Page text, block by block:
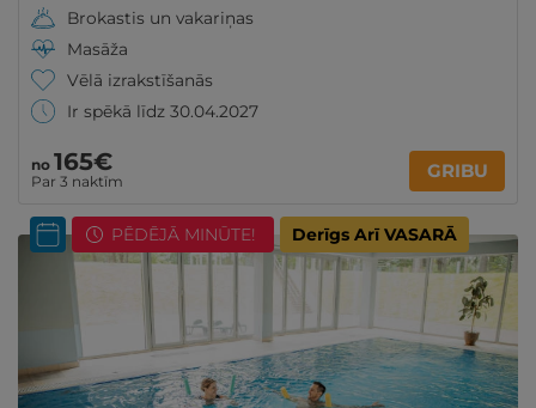
Brokastis un vakariņas
Masāža
Vēlā izrakstīšanās
Ir spēkā līdz 30.04.2027
no 165€
Par 3 naktīm GRIBU
PĒDĒJĀ MINŪTE! Derīgs Arī VASARĀ